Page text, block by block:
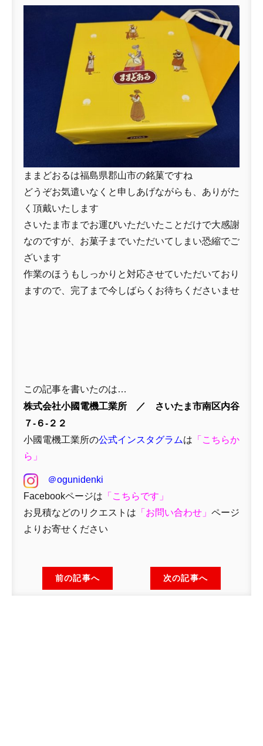
ままどおるは福島県郡山市の銘菓ですね
どうぞお気遣いなくと申しあげながらも、ありがた
く頂戴いたします
さいたま市までお運びいただいたことだけで大感謝
なのですが、お菓子までいただいてしまい恐縮でご
ざいます
作業のほうもしっかりと対応させていただいており
ますので、完了まで今しばらくお待ちくださいませ
この記事を書いたのは…
株式会社小國電機工業所 ／ さいたま市南区内谷
７-６-２２
小國電機工業所の公式インスタグラムは 「 こちらか
ら」
＠ogunidenki
Facebookページは 「 こちらです」
お見積などのリクエストは 「 お問い合わせ 」 ページ
よりお寄せください
前の記事へ 次の記事へ